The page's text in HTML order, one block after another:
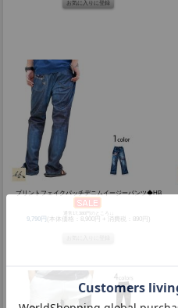
プリントフェイクパッチデニムイージーパンツ◆HB
通常17,380円のところ↓↓
9,790円 (本体価格：8,900円 + 消費税：890円)